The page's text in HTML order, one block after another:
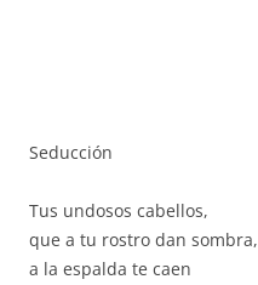
Seducción
Tus undosos cabellos,
que a tu rostro dan sombra,
a la espalda te caen